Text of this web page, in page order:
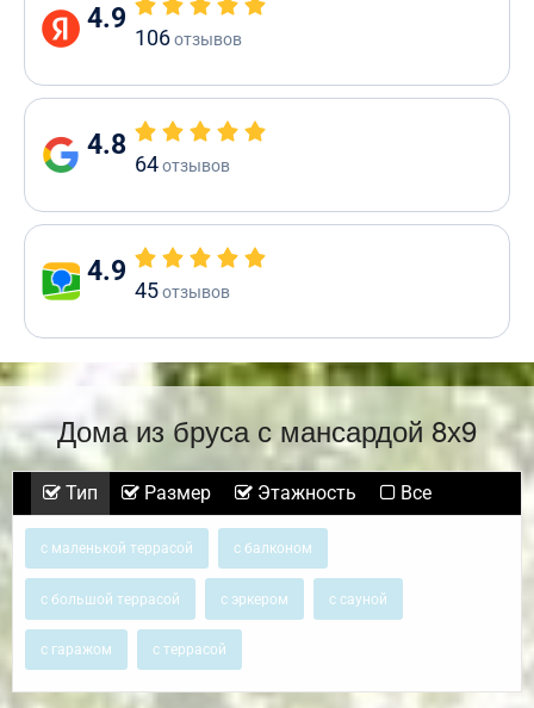
4.9
106отзывов
4.8
64отзывов
4.9
45отзывов
Дома из бруса с мансардой 8х9
Тип Размер Этажность Все
с маленькой террасой с балконом
с большой террасой с эркером с сауной
с гаражом с террасой